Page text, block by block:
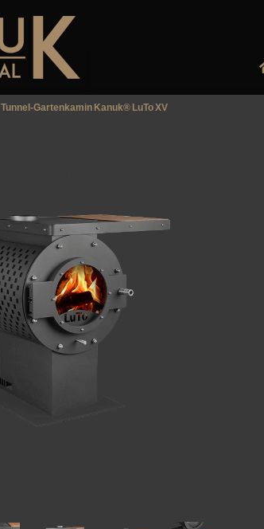
Tunnel-Gartenkamin Kanuk® LuTo XV